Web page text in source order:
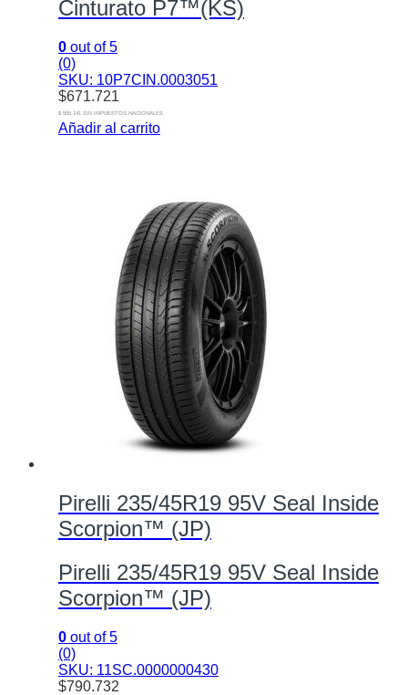
Cinturato P7™(KS)
0 out of 5
(0)
SKU: 10P7CIN.0003051
$671.721
$ 555.141 SIN IMPUESTOS NACIONALES
Añadir al carrito
Pirelli 235/45R19 95V Seal Inside
Scorpion™ (JP)
Pirelli 235/45R19 95V Seal Inside
Scorpion™ (JP)
0 out of 5
(0)
SKU: 11SC.0000000430
$790.732